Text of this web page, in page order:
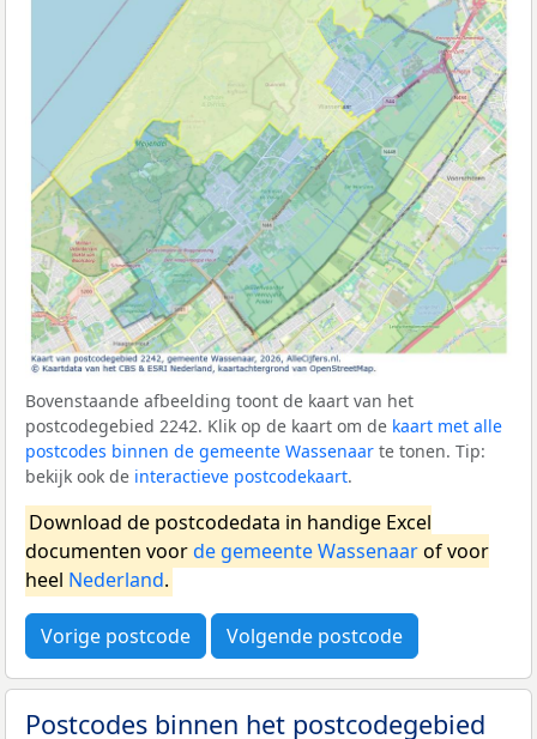
Bovenstaande afbeelding toont de kaart van het
postcodegebied 2242. Klik op de kaart om de kaart met alle
postcodes binnen de gemeente Wassenaar te tonen. Tip:
bekijk ook de interactieve postcodekaart.
Download de postcodedata in handige Excel
documenten voorde gemeente Wassenaarof voor
heel Nederland.
Vorige postcode Volgende postcode
Postcodes binnen het postcodegebied